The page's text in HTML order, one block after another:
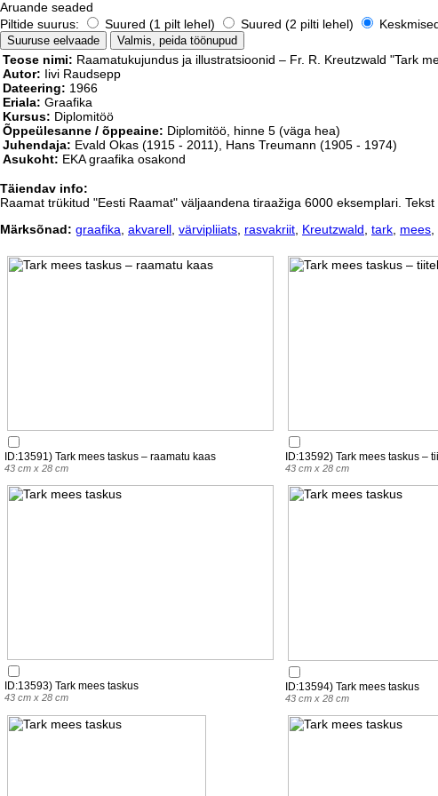
Aruande seaded
Piltide suurus:
Suured (1 pilt lehel) Suured (2 pilti lehel)
Teose nimi: Raamatukujundus ja illustratsioonid – Fr. R. Kreutzwald "Tark
Autor: Iivi Raudsepp
Dateering: 1966
Eriala: Graafika
Kursus: Diplomitöö
Õppeülesanne / õppeaine: Diplomitöö, hinne 5 (väga hea)
Juhendaja: Evald Okas (1915 - 2011) Hans Treumann (1905 - 1974)
Asukoht: EKA graafika osakond
Täiendav info:
Raamat trükitud "Eesti Raamat" väljaandena tiraažiga 6000 eksemplari. Tekst
Märksõnad: graafika akvarell värvipliiats rasvakriit Kreutzwald tark mees
ID:13591) Tark mees taskus – raamatu kaas
43 cm x 28 cm
ID:13592) Tark mees taskus –
43 cm x 28 cm
ID:13593) Tark mees taskus
43 cm x 28 cm
ID:13594) Tark mees taskus
43 cm x 28 cm